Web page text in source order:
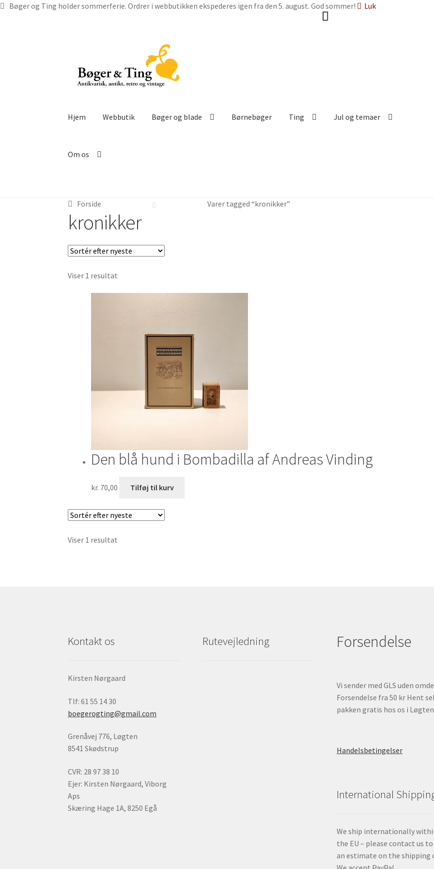
Bøger og Ting holder sommerferie. Ordrer i webbutikken ekspederes igen fra den 5. august. God sommer! Luk
navigation
indhold
Hjem Webbutik Bøger og blade Børnebøger Ting Jul og temaer
Om os
Forside Varer tagged “kronikker”
kronikker
Viser 1 resultat
Den blå hund i Bombadilla af Andreas Vinding
kr. 70,00 Tilføj til kurv
Viser 1 resultat
Kontakt os
Kirsten Nørgaard
Tlf: 61 55 14 30
boegerogting@gmail.com
Grenåvej 776, Løgten
8541 Skødstrup
CVR: 28 97 38 10
Ejer: Kirsten Nørgaard, Viborg
Aps
Skæring Hage 1A, 8250 Egå
Rutevejledning Forsendelse
Vi sender med GLS uden
Forsendelse fra 50 kr Hent
pakken gratis hos os i
Handelsbetingelser
International
We ship internationally
the EU – please contact us
an estimate on the shipping